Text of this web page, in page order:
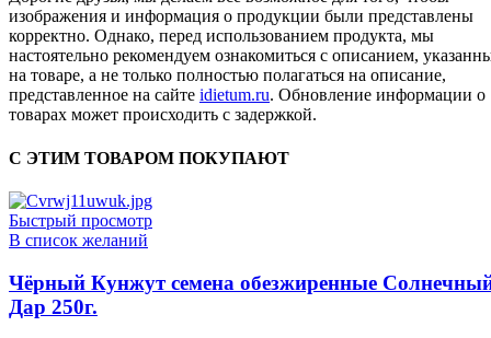
изображения и информация о продукции были представлены
корректно. Однако, перед использованием продукта, мы
настоятельно рекомендуем ознакомиться с описанием,
на товаре, а не только полностью полагаться на описание,
представленное на сайте idietum.ru. Обновление информации о
товарах может происходить с задержкой.
С ЭТИМ ТОВАРОМ ПОКУПАЮТ
Быстрый просмотр
В список желаний
Чёрный Кунжут семена обезжиренные
Дар 250г.